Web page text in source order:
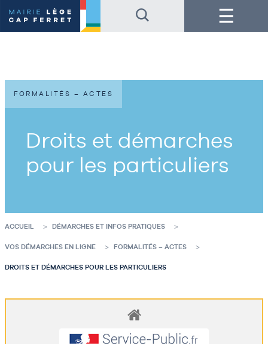
au
contenu
de
au
pied
de
Menu
Droits et démarches
pour les particuliers
FORMALITÉS – ACTES
ACCUEIL DÉMARCHES ET INFOS PRATIQUES
VOS DÉMARCHES EN LIGNE FORMALITÉS – ACTES
DROITS ET DÉMARCHES POUR LES PARTICULIERS